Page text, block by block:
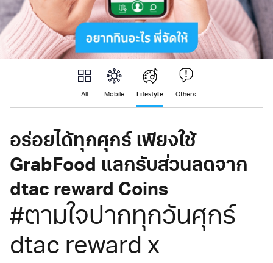
All Mobile Lifestyle Others
อร่อยได้ทุกศุกร์ เพียงใช้
GrabFood แลกรับส่วนลดจาก
dtac reward Coins
#ตามใจปากทุกวันศุกร์
dtac reward x